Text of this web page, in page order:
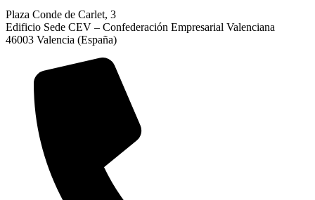
Plaza Conde de Carlet, 3
Edificio Sede CEV – Confederación Empresarial Valenciana
46003 Valencia (España)